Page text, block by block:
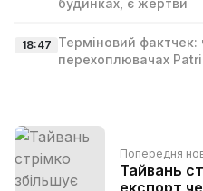
будинках, є жертви
18:47 Терміновий фактчек:
перехоплювачах
Попередня
Тайвань
експорт